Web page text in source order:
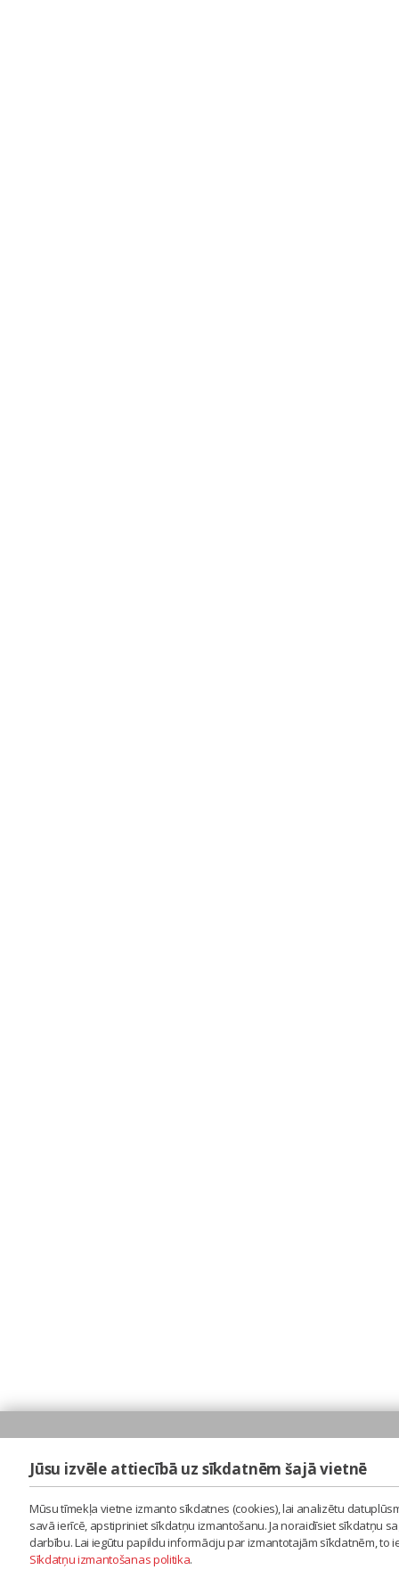
Jūsu izvēle attiecībā uz sīkdatnēm šajā vietnē
Mūsu tīmekļa vietne izmanto sīkdatnes (cookies), lai analizētu
savā ierīcē, apstipriniet sīkdatņu izmantošanu. Ja noraidīsiet sīkdatņu
darbību. Lai iegūtu papildu informāciju par izmantotajām sīkdatnēm,
Sīkdatņu izmantošanas politika.